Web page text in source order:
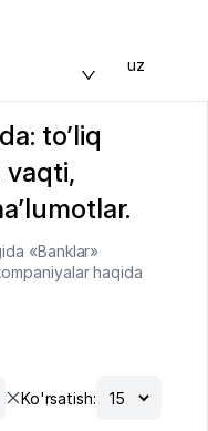
uz
to’liq
vaqti,
«Banklar»
haqida
Ko'rsatish: